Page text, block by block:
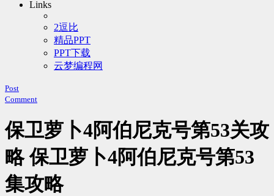
Links
2逗比
精品PPT
PPT下载
云梦编程网
Post
Comment
保卫萝卜4阿伯尼克号第53关攻
略 保卫萝卜4阿伯尼克号第53
集攻略